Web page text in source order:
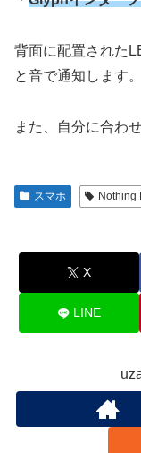
背面に配置された
と音で通知します。
また、自分に合わ
スマホ Nothing
X
LINE